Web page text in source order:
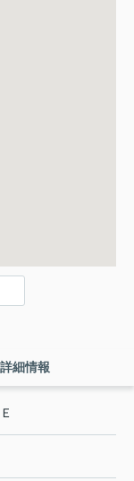
詳細情報